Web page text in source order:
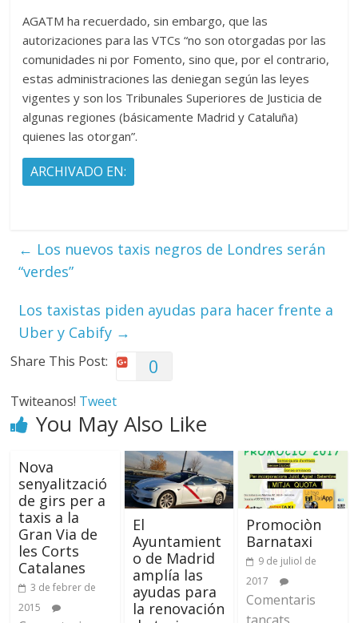
AGATM ha recuerdado, sin embargo, que las
autorizaciones para las VTCs “no son otorgadas por las
comunidades ni por Fomento, sino que, por el contrario,
estas administraciones las deniegan según las leyes
vigentes y son los Tribunales Superiores de Justicia de
algunas regiones (básicamente Madrid y Cataluña)
quienes las otorgan”.
ARCHIVADO EN:
← Los nuevos taxis negros de Londres serán
“verdes”
Los taxistas piden ayudas para hacer frente a
Uber y Cabify →
Share This Post: 0
Twiteanos! Tweet
You May Also Like
Nova
senyalització
de girs per a
taxis a la
Gran Via de
les Corts
Catalanes
3 de febrer de
2015
El
Ayuntamient
o de Madrid
amplía las
ayudas para
la renovación
Promociòn
Barnataxi
9 de juliol de
2017
Comentaris
tancats